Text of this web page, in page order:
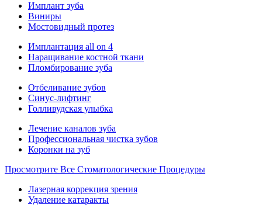
Имплант зуба
Виниры
Мостовидный протез
Имплантация all on 4
Наращивание костной ткани
Пломбирование зуба
Отбеливание зубов
Синус-лифтинг
Голливудская улыбка
Лечение каналов зуба
Профессиональная чистка зубов
Коронки на зуб
Просмотрите Все Стоматологические Процедуры
Лазерная коррекция зрения
Удаление катаракты